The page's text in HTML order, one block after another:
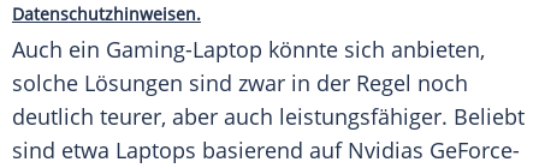
Datenschutzhinweisen.
Auch ein Gaming-Laptop könnte sich anbieten,
solche Lösungen sind zwar in der Regel noch
deutlich teurer, aber auch leistungsfähiger. Beliebt
sind etwa Laptops basierend auf Nvidias GeForce-